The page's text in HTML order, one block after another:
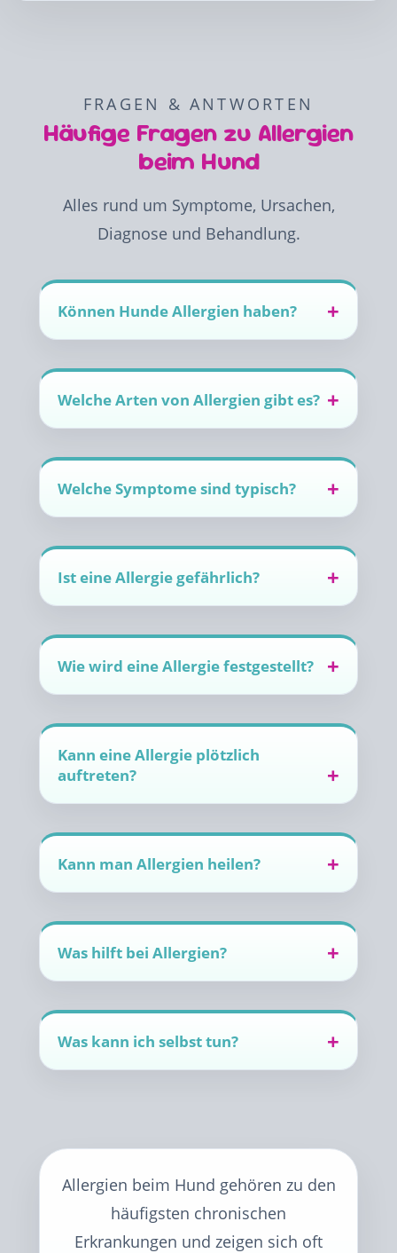
FRAGEN & ANTWORTEN
Häufige Fragen zu Allergien
beim Hund
Alles rund um Symptome, Ursachen,
Diagnose und Behandlung.
Können Hunde Allergien haben?
Welche Arten von Allergien gibt es?
Welche Symptome sind typisch?
Ist eine Allergie gefährlich?
Wie wird eine Allergie festgestellt?
Kann eine Allergie plötzlich
auftreten?
Kann man Allergien heilen?
Was hilft bei Allergien?
Was kann ich selbst tun?
Allergien beim Hund gehören zu den
häufigsten chronischen
Erkrankungen und zeigen sich oft